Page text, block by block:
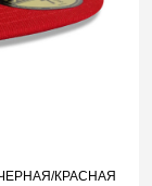
ЧЕРНАЯ/КРАСНАЯ